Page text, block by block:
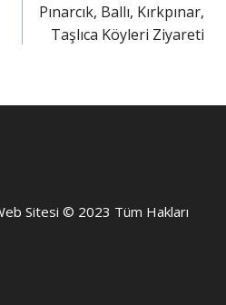
Pınarcık, Ballı, Kırkpınar,
Taşlıca Köyleri Ziyareti
Sitesi © 2023 Tüm Hakları